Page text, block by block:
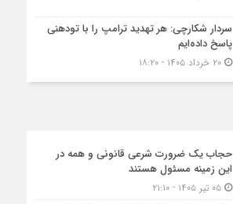
سردار شکارچی: هر تهدید ترامپ را با تودهنی
پاسخ داده‌ایم
۲۰ خرداد ۱۴۰۵ - ۱۸:۲۰
حجاب یک ضرورت شرعی قانونی و همه در
این زمینه مسئول هستند
۰۵ تیر ۱۴۰۵ - ۲۱:۱۰